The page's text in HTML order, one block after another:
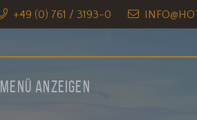
+49 (0) 761 / 3193-0
MENÜ ANZEIGEN